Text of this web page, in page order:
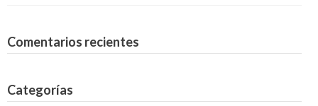
Comentarios recientes
Categorías